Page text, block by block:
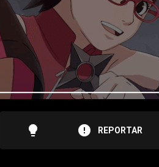
lightbulb error REPORTAR